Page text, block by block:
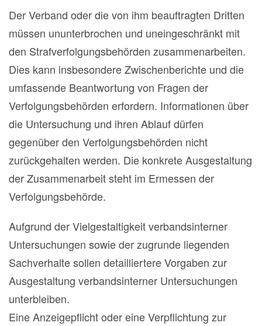
Der Verband oder die von ihm beauftragten Dritten
müssen ununterbrochen und uneingeschränkt mit
den Strafverfolgungsbehörden zusammenarbeiten.
Dies kann insbesondere Zwischenberichte und die
umfassende Beantwortung von Fragen der
Verfolgungsbehörden erfordern. Informationen über
die Untersuchung und ihren Ablauf dürfen
gegenüber den Verfolgungsbehörden nicht
zurückgehalten werden. Die konkrete Ausgestaltung
der Zusammenarbeit steht im Ermessen der
Verfolgungsbehörde.
Aufgrund der Vielgestaltigkeit verbandsinterner
Untersuchungen sowie der zugrunde liegenden
Sachverhalte sollen detailliertere Vorgaben zur
Ausgestaltung verbandsinterner Untersuchungen
unterbleiben.
Eine Anzeigepflicht oder eine Verpflichtung zur